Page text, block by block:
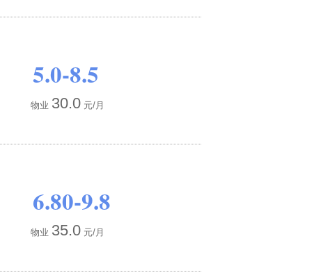
5.0-8.5
物业 30.0 元/月
6.80-9.8
物业 35.0 元/月